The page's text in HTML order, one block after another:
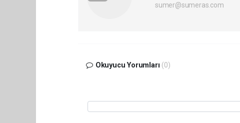
sumer@sumeras.com
Okuyucu Yorumları (0)